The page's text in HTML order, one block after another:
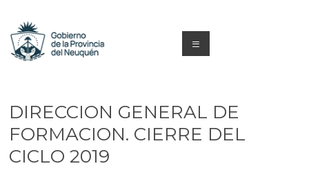
contenido
y
Formación
Neuquén
Menú
DIRECCION GENERAL DE
FORMACION. CIERRE DEL
CICLO 2019